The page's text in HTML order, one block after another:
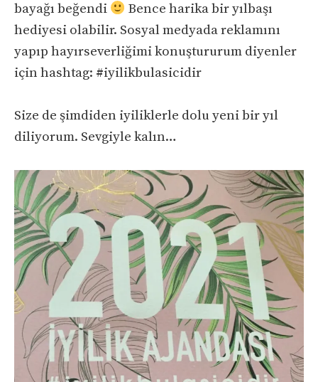
bayağı beğendi
Bence harika bir yılbaşı
hediyesi olabilir. Sosyal medyada reklamını
yapıp hayırseverliğimi konuştururum diyenler
için hashtag: #iyilikbulasicidir
Size de şimdiden iyiliklerle dolu yeni bir yıl
diliyorum. Sevgiyle kalın…